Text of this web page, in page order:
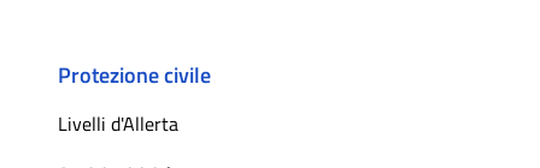
Protezione civile
Livelli d'Allerta